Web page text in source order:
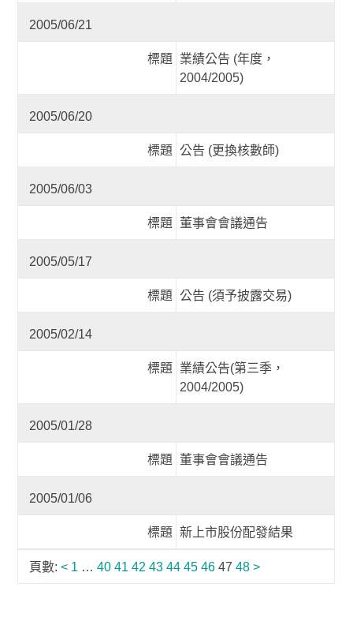
2005/06/21
標題
業績公告 (年度，
2004/2005)
2005/06/20
標題 公告 (更換核數師)
2005/06/03
標題 董事會會議通告
2005/05/17
標題 公告 (須予披露交易)
2005/02/14
標題
業績公告(第三季，
2004/2005)
2005/01/28
標題 董事會會議通告
2005/01/06
標題 新上市股份配發結果
頁數: < 1 … 40 41 42 43 44 45 46 47 48 >